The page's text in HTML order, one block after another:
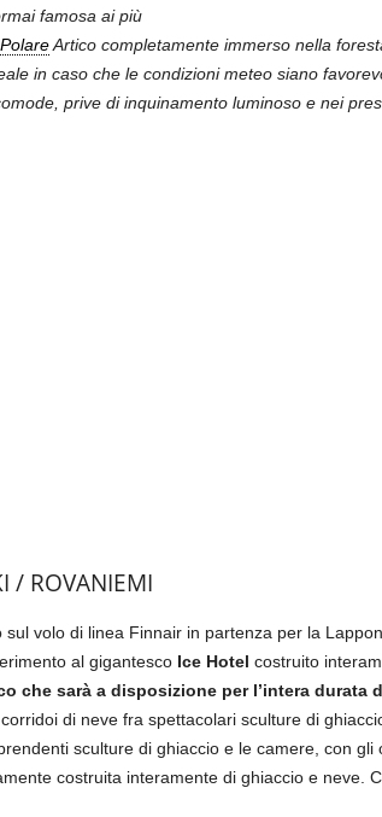
famosa ai più
PolareArtico completamente immerso nella
in caso che le condizioni meteo siano
prive di inquinamento luminoso e nei
/ ROVANIEMI
volo di linea Finnair in partenza per la
al gigantesco Ice Hotel costruito
che sarà a disposizione per l’intera durata
di neve fra spettacolari sculture di
sculture di ghiaccio e le camere, con gli
costruita interamente di ghiaccio e neve.